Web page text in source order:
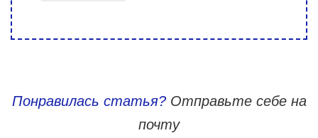
Понравилась статья?Отправьте себе на
почту